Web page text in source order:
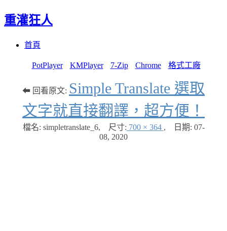
重灌狂人
首頁
PotPlayer KMPlayer 7-Zip Chrome 格式工廠
⬅ 回看原文: Simple Translate 選取
文字就直接翻譯，超方便！
檔名: simpletranslate_6, 尺寸: 700 × 364 , 日期: 07-
08, 2020